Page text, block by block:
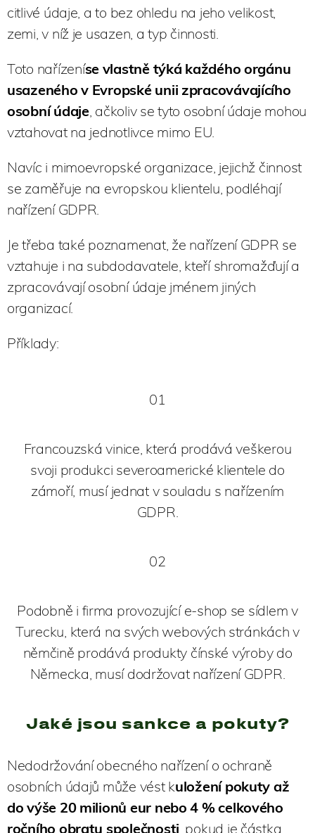
citlivé údaje, a to bez ohledu na jeho velikost,
zemi, v níž je usazen, a typ činnosti.
Toto nařízeníse vlastně týká každého orgánu
usazeného v Evropské unii zpracovávajícího
osobní údaje, ačkoliv se tyto osobní údaje mohou
vztahovat na jednotlivce mimo EU.
Navíc i mimoevropské organizace, jejichž činnost
se zaměřuje na evropskou klientelu, podléhají
nařízení GDPR.
Je třeba také poznamenat, že nařízení GDPR se
vztahuje i na subdodavatele, kteří shromažďují a
zpracovávají osobní údaje jménem jiných
organizací.
Příklady:
01
Francouzská vinice, která prodává veškerou
svoji produkci severoamerické klientele do
zámoří, musí jednat v souladu s nařízením
GDPR.
02
Podobně i firma provozující e-shop se sídlem v
Turecku, která na svých webových stránkách v
němčině prodává produkty čínské výroby do
Německa, musí dodržovat nařízení GDPR.
Jaké jsou sankce a pokuty?
Nedodržování obecného nařízení o ochraně
osobních údajů může vést kuložení pokuty až
do výše 20 milionů eur nebo 4 % celkového
ročního obratu společnosti , pokud je částka